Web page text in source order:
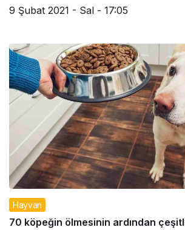
9 Şubat 2021 - Sal - 17:05
Hayvan
70 köpeğin ölmesinin ardından